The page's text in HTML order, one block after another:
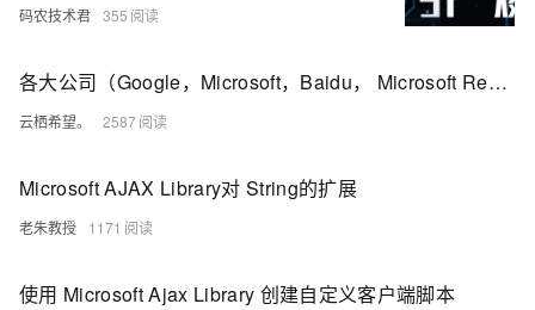
码农技术君 355
各大公司（Google，Microsoft，Baidu， Microsoft Research Asia etc.）实习生面试题总汇
云栖希望。 2587
Microsoft AJAX Library对 String的扩展
老朱教授 1171
使用 Microsoft Ajax Library 创建自定义客户端脚本